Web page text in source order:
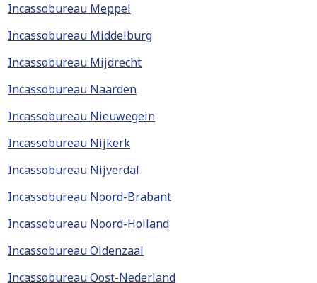
Incassobureau Meppel
Incassobureau Middelburg
Incassobureau Mijdrecht
Incassobureau Naarden
Incassobureau Nieuwegein
Incassobureau Nijkerk
Incassobureau Nijverdal
Incassobureau Noord-Brabant
Incassobureau Noord-Holland
Incassobureau Oldenzaal
Incassobureau Oost-Nederland